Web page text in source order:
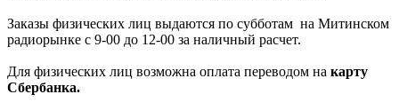
Заказы физических лиц выдаются по субботам на Митинском
радиорынке с 9-00 до 12-00 за наличный расчет.
Для физических лиц возможна оплата переводом на карту
Сбербанка.